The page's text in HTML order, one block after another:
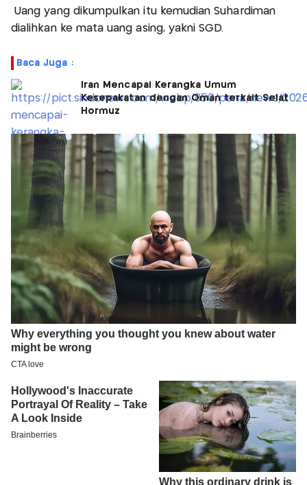
Uang yang dikumpulkan itu kemudian Suhardiman
dialihkan ke mata uang asing, yakni SGD.
Baca Juga :
Iran Mencapai Kerangka Umum
Kesepakatan dengan Oman terkait Selat
Hormuz